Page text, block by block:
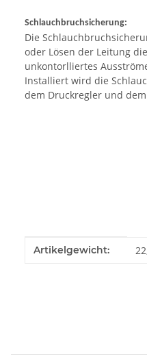
Schlauchbruchsicherung:
Die
oder Lösen der Leitung
unkontorlliertes
Installiert wird die
dem Druckregler und
Produkteigenschaft
Wert
Artikelgewicht: